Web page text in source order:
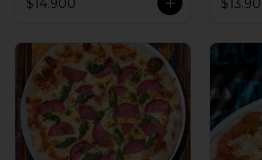
$14.900